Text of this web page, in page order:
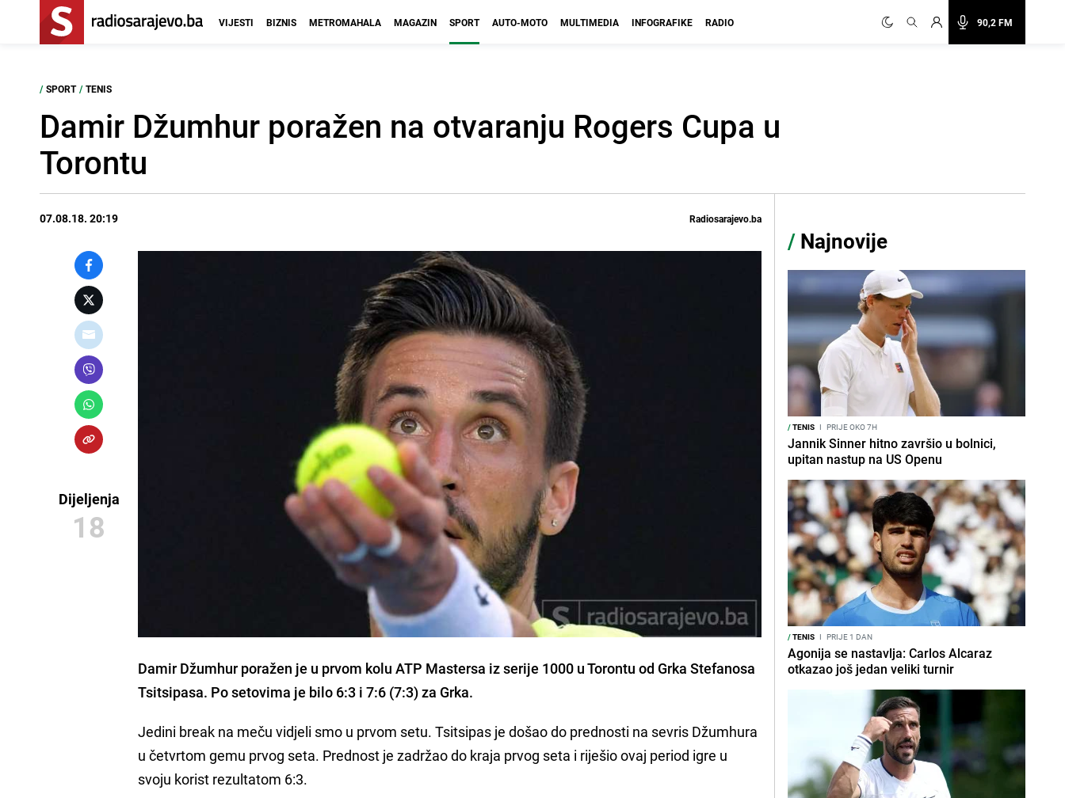
90,2 FM
VIJESTI BIZNIS METROMAHALA MAGAZIN SPORT AUTO-MOTO MULTIMEDIA INFOGRAFIKE RADIO
/ SPORT / TENIS
Damir Džumhur poražen na otvaranju Rogers Cupa u
Torontu
07.08.18. 20:19 Radiosarajevo.ba
Dijeljenja
18
Damir Džumhur poražen je u prvom kolu ATP Mastersa iz serije 1000 u Torontu od GrkaStefanosa
Tsitsipasa. Po setovima je bilo 6:3 i 7:6 (7:3) za Grka.
Jedini break na meču vidjeli smo u prvom setu. Tsitsipas je došao do prednosti na sevris Džumhura
u četvrtom gemu prvog seta. Prednost je zadržao do kraja prvog seta i riješio ovaj period igre u
svoju korist rezultatom 6:3.
/ Najnovije
/TENIS I PRIJE OKO 7H
Jannik Sinner hitno završio u bolnici,
upitan nastup na US Openu
/TENIS I PRIJE 1 DAN
Agonija se nastavlja: Carlos Alcaraz
otkazao još jedan veliki turnir